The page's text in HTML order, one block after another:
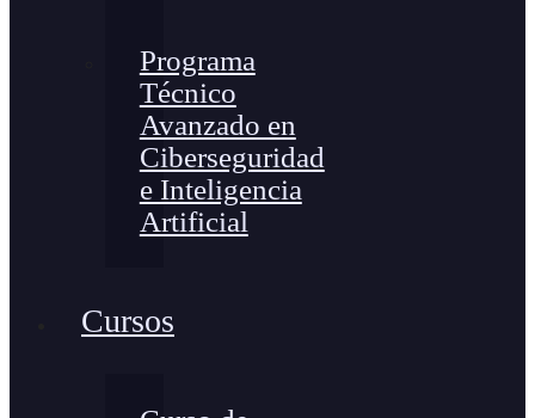
Programa
Técnico
Avanzado en
Ciberseguridad
e Inteligencia
Artificial
Cursos